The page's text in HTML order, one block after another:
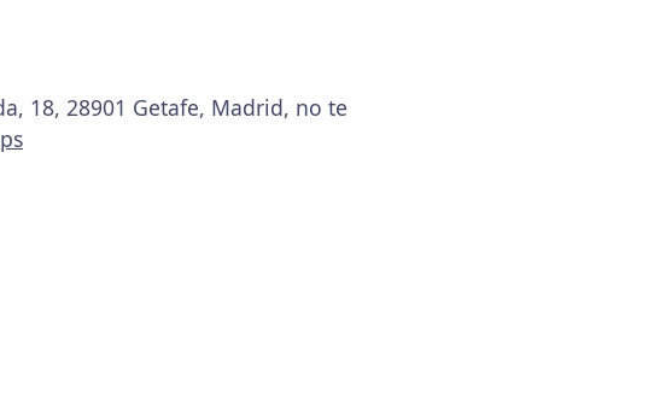
18, 28901 Getafe, Madrid, no te